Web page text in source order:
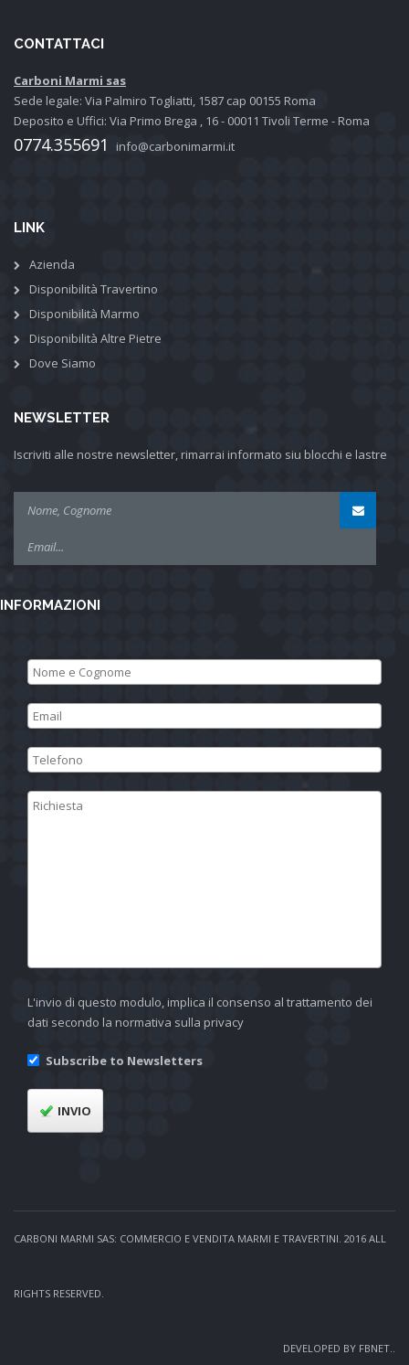
CONTATTACI
Carboni Marmi sas
Sede legale: Via Palmiro Togliatti, 1587 cap 00155 Roma
Deposito e Uffici: Via Primo Brega , 16 - 00011 Tivoli Terme - Roma
0774.355691 info@carbonimarmi.it
LINK
Azienda
Disponibilità Travertino
Disponibilità Marmo
Disponibilità Altre Pietre
Dove Siamo
NEWSLETTER
Iscriviti alle nostre newsletter, rimarrai informato siu blocchi e lastre
INFORMAZIONI
L'invio di questo modulo, implica il consenso al trattamento dei
dati secondo la normativa sulla privacy
Subscribe to Newsletters
INVIO
CARBONI MARMI SAS: COMMERCIO E VENDITA MARMI E TRAVERTINI. 2016 ALL
RIGHTS RESERVED.
DEVELOPED BY FBNET..